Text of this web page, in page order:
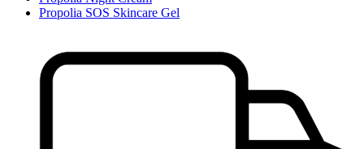
Propolia SOS Skincare Gel